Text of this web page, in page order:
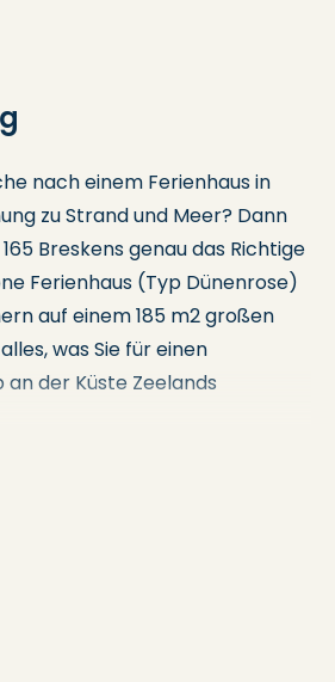
nach einem Ferienhaus in
zu Strand und Meer? Dann
Breskens genau das Richtige
Ferienhaus (Typ Dünenrose)
auf einem 185 m2 großen
was Sie für einen
der Küste Zeelands
der Nähe der schönen Strände
in Kombination mit
in die Halle mit Zugang zum